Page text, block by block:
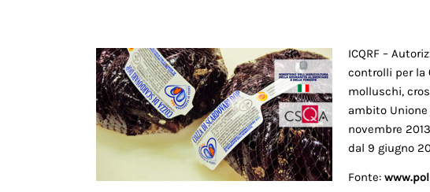
ICQRF –
controlli per la
molluschi,
ambito Unione
novembre
dal 9 giugno
Fonte: